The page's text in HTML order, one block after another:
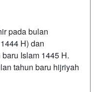
pada bulan
H) dan
Islam 1445 H.
tahun baru hijriyah